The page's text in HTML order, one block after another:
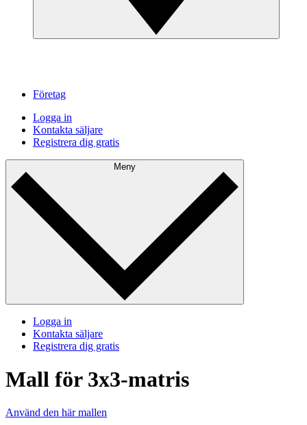
Företag
Logga in
Kontakta säljare
Registrera dig gratis
Meny
Logga in
Kontakta säljare
Registrera dig gratis
Mall för 3x3-matris
Använd den här mallen